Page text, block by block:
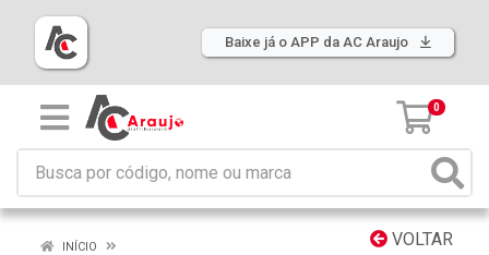
Baixe já o APP da AC Araujo
0
VOLTAR
INÍCIO